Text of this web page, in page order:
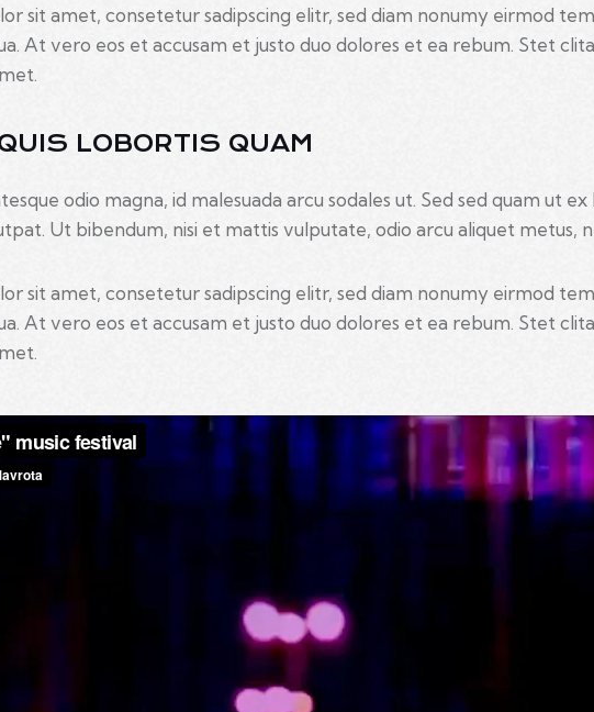
sit amet, consetetur sadipscing elitr, sed diam nonumy eirmod
At vero eos et accusam et justo duo dolores et ea rebum. Stet
LOBORTIS QUAM
odio magna, id malesuada arcu sodales ut. Sed sed quam ut
Ut bibendum, nisi et mattis vulputate, odio arcu aliquet metus,
sit amet, consetetur sadipscing elitr, sed diam nonumy eirmod
At vero eos et accusam et justo duo dolores et ea rebum. Stet